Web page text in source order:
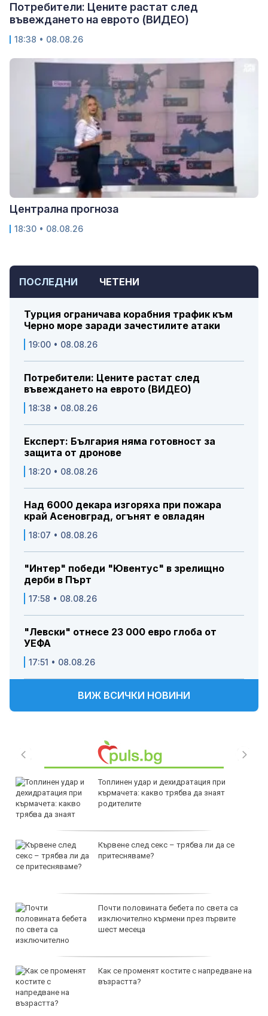
ПОСЛЕДНИ ЧЕТЕНИ
Турция ограничава корабния трафик към
Черно море заради зачестилите атаки
19:00 • 08.08.26
Потребители: Цените растат след
въвеждането на еврото (ВИДЕО)
18:38 • 08.08.26
Експерт: България няма готовност за
защита от дронове
18:20 • 08.08.26
Над 6000 декара изгоряха при пожара
край Асеновград, огънят е овладян
18:07 • 08.08.26
"Интер" победи "Ювентус" в зрелищно
дерби в Пърт
17:58 • 08.08.26
"Левски" отнесе 23 000 евро глоба от
УЕФА
17:51 • 08.08.26
ВИЖ ВСИЧКИ НОВИНИ
Топлинен удар и дехидратация при
кърмачета: какво трябва да знаят
родителите
Кървене след секс – трябва ли да се
притесняваме?
Почти половината бебета по света са
изключително кърмени през първите
шест месеца
Как се променят костите с напредване на
възрастта?
Потребители: Цените растат след
въвеждането на еврото (ВИДЕО)
18:38 • 08.08.26
Централна прогноза
18:30 • 08.08.26